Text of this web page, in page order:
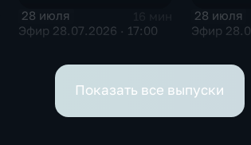
28 июля
Эфир 28.07.2026 · 17:00
28 июля
Эфир
Показать все выпуски